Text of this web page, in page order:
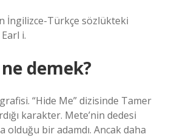
İngilizce-Türkçe sözlükteki
i.
demek?
“Hide Me” dizisinde Tamer
karakter. Mete’nin dedesi
olduğu bir adamdı. Ancak daha